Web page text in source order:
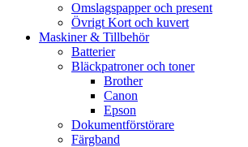
Omslagspapper och present
Övrigt Kort och kuvert
Maskiner & Tillbehör
Batterier
Bläckpatroner och toner
Brother
Canon
Epson
Dokumentförstörare
Färgband